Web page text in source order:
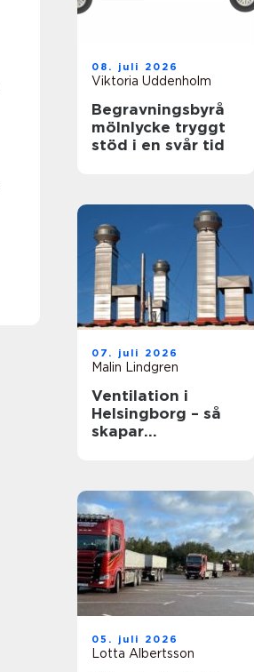
08. juli 2026
Viktoria Uddenholm
Begravningsbyrå
mölnlycke tryggt
stöd i en svår tid
07. juli 2026
Malin Lindgren
Ventilation i
Helsingborg – så
skapar
05. juli 2026
Lotta Albertsson